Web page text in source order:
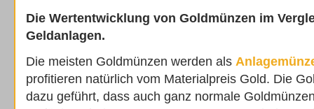
Die Wertentwicklung von Goldmünzen im
Geldanlagen.
Die meisten Goldmünzen werden als
profitieren natürlich vom Materialpreis Gold. Die
dazu geführt, dass auch ganz normale